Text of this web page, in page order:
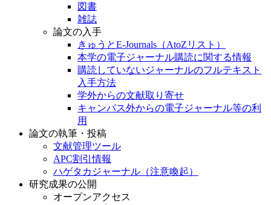
図書
雑誌
論文の入手
きゅうとE-Journals（AtoZリスト）
本学の電子ジャーナル購読に関する情報
購読していないジャーナルのフルテキスト
入手方法
学外からの文献取り寄せ
キャンパス外からの電子ジャーナル等の利
用
論文の執筆・投稿
文献管理ツール
APC割引情報
ハゲタカジャーナル（注意喚起）
研究成果の公開
オープンアクセス